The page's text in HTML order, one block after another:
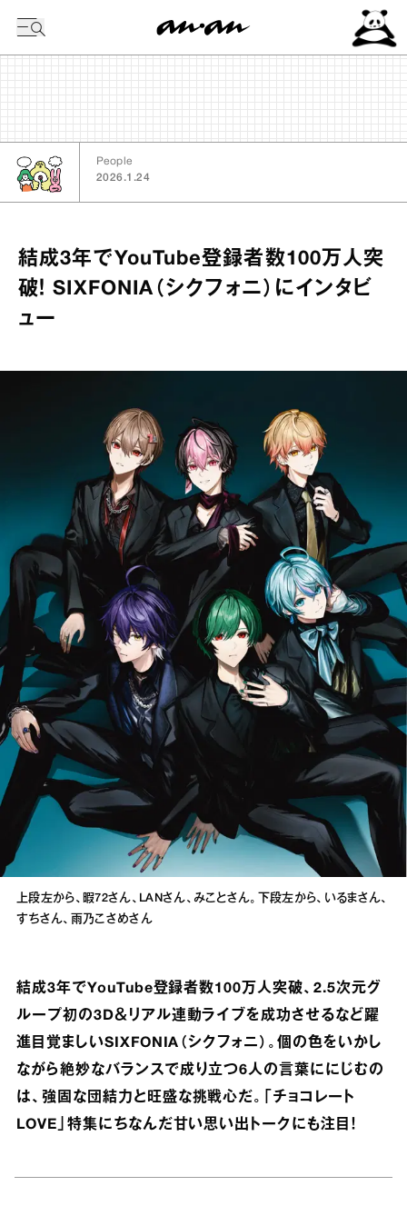
People
2026.1.24
結成3年でYouTube登録者数100万人突
破！ SIXFONIA（シクフォニ）にインタビ
ュー
上段左から、暇72さん、LANさん、みことさん。下段左から、いるまさん、
すちさん、雨乃こさめさん
結成3年でYouTube登録者数100万人突破、2.5次元グ
ループ初の3D＆リアル連動ライブを成功させるなど躍
進目覚ましいSIXFONIA（シクフォニ）。個の色をいかし
ながら絶妙なバランスで成り立つ6人の言葉ににじむの
は、強固な団結力と旺盛な挑戦心だ。「チョコレート
LOVE」特集にちなんだ甘い思い出トークにも注目！